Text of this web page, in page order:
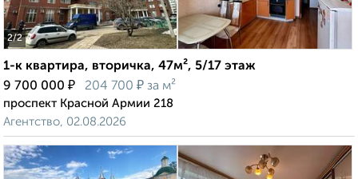
2/2
1-к квартира, вторичка, 47м², 5/17 этаж
9 700 000 ₽ 204 700 ₽ за м²
проспект Красной Армии 218
Агентство, 02.08.2026